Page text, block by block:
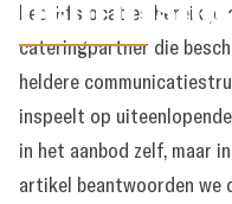
bedrijfslocaties bereik je
cateringpartner die
heldere
inspeelt op
in het aanbod zelf, maar
artikel beantwoorden we